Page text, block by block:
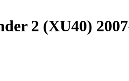
2 (XU40)